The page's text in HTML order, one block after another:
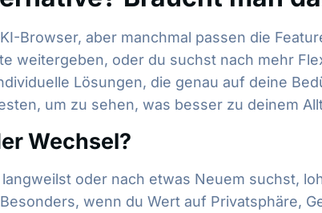
Browser, aber manchmal passen die
weitergeben, oder du suchst nach mehr
Lösungen, die genau auf deine
um zu sehen, was besser zu deinem
Wechsel?
oder nach etwas Neuem suchst,
wenn du Wert auf Privatsphäre,